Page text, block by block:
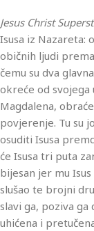
Jesus Christ
Isusa iz Nazareta:
običnih ljudi
čemu su dva
okreće od
Magdalena,
povjerenje. Tu su
osuditi Isusa
će Isusa tri puta
bijesan jer mu
slušao te brojni
slavi ga, poziva ga
uhićena i